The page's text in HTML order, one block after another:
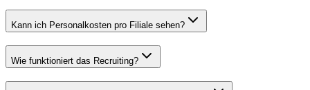
Kann ich Personalkosten pro Filiale sehen?
Wie funktioniert das Recruiting?